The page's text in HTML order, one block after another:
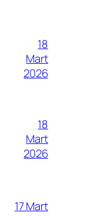
18
Mart
2026
18
Mart
2026
17 Mart